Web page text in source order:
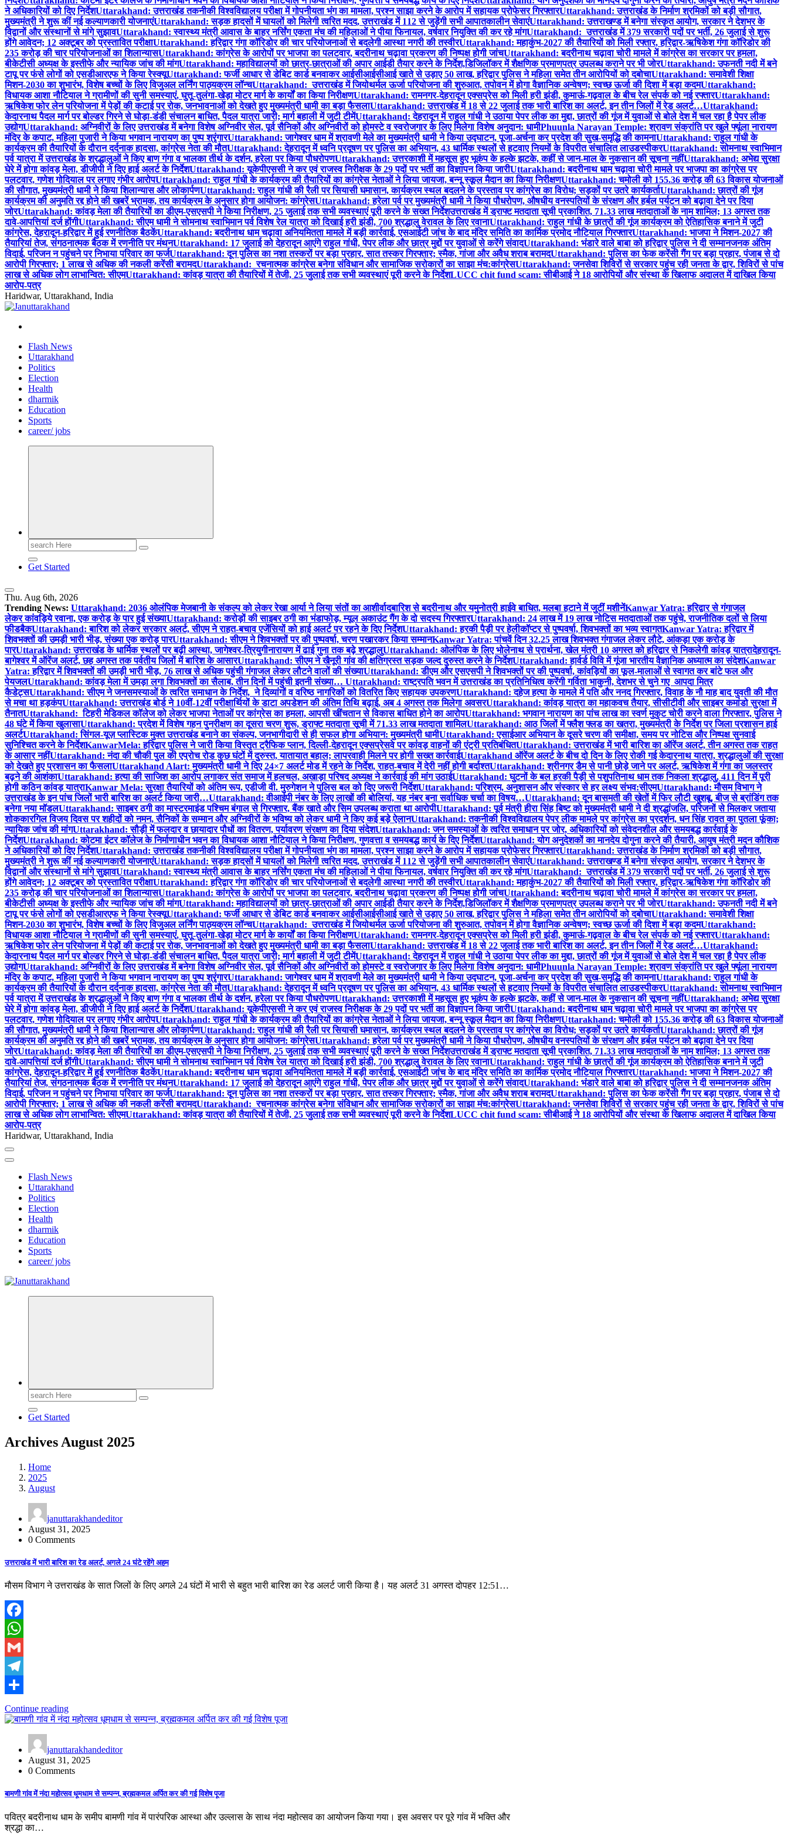
ने अधिकारियों को दिए निर्देशUttarakhand: उत्तराखंड तकनीकी विश्वविद्यालय परीक्षा में गोपनीयता भंग का मामला, प्रश्न साझा करने के आरोप में सहायक प्रोफेसर गिरफ्तारUttarakhand: उत्तराखंड के निर्माण श्रमिकों को बड़ी सौगात,
मुख्यमंत्री ने शुरू कीं नई कल्याणकारी योजनाएंUttarakhand: सड़क हादसों में घायलों को मिलेगी त्वरित मदद, उत्तराखंड में 112 से जुड़ेंगी सभी आपातकालीन सेवाएंUttarakhand: उत्तराखण्ड में बनेगा संस्कृत आयोग, सरकार ने देशभर के
विद्वानों और संस्थानों से मांगे सुझावUttarakhand: स्वास्थ्य मंत्री आवास के बाहर नर्सिंग एकता मंच की महिलाओं ने पीया फिनायल, वर्षवार नियुक्ति की कर रहे मांगUttarakhand: उत्तराखंड में 379 सरकारी पदों पर भर्ती, 26 जुलाई से शुरू
होंगे आवेदन; 12 अक्टूबर को प्रस्तावित परीक्षाUttarakhand: हरिद्वार गंगा कॉरिडोर की चार परियोजनाओं से बदलेगी आस्था नगरी की तस्वीरUttarakhand: महाकुंभ-2027 की तैयारियों को मिली रफ्तार, हरिद्वार-ऋषिकेश गंगा कॉरिडोर की
235 करोड़ की चार परियोजनाओं का शिलान्यासUttarakhand: कांग्रेस के आरोपों पर भाजपा का पलटवार, बदरीनाथ चढ़ावा प्रकरण की निष्पक्ष होगी जांचUttarakhand: बदरीनाथ चढ़ावा चोरी मामले में कांग्रेस का सरकार पर हमला,
बीकेटीसी अध्यक्ष के इस्तीफे और न्यायिक जांच की मांगUttarakhand: महाविद्यालयों को छात्र-छात्राओं की अपार आईडी तैयार करने के निर्देश,डिजिलॉकर में शैक्षणिक प्रमाणपत्र उपलब्ध कराने पर भी जोरUttarakhand: उफनती नदी में बने
टापू पर फंसे लोगों को एसडीआरएफ ने किया रेस्क्यूUttarakhand: फर्जी आधार से डेबिट कार्ड बनवाकर आईसीआईसीआई खाते से उड़ाए 50 लाख, हरिद्वार पुलिस ने महिला समेत तीन आरोपियों को दबोचाUttarakhand: समावेशी शिक्षा
मिशन-2030 का शुभारंभ, विशेष बच्चों के लिए विजुअल लर्निंग पाठ्यक्रम लॉन्चUttarakhand: उत्तराखंड में जियोथर्मल ऊर्जा परियोजना की शुरुआत, तपोवन में होगा वैज्ञानिक अन्वेषण; स्वच्छ ऊर्जा की दिशा में बड़ा कदमUttarakhand:
विधायक आशा नौटियाल ने ग्रामीणों की सुनी समस्याएं, घुत्तू-तुलंगा-खेड़ा मोटर मार्ग के कार्यों का किया निरीक्षणUttarakhand: रामनगर-देहरादून एक्सप्रेस को मिली हरी झंडी, कुमाऊं-गढ़वाल के बीच रेल संपर्क को नई रफ्तारUttarakhand:
ऋषिकेश फोर लेन परियोजना में पेड़ों की कटाई पर रोक, जनभावनाओं को देखते हुए मुख्यमंत्री धामी का बड़ा फैसलाUttarakhand: उत्तराखंड में 18 से 22 जुलाई तक भारी बारिश का अलर्ट, इन तीन जिलों में रेड अलर्ट…Uttarakhand:
केदारनाथ पैदल मार्ग पर बोल्डर गिरने से घोड़ा-डंडी संचालन बाधित, पैदल यात्रा जारी; मार्ग बहाली में जुटी टीमेंUttarakhand: देहरादून में राहुल गांधी ने उठाया पेपर लीक का मुद्दा, छात्रों की गूंज में युवाओं से बोले देश में चल रहा है पेपर लीक
उद्योगUttarakhand: अग्निवीरों के लिए उत्तराखंड में बनेगा विशेष अग्निवीर सेल, पूर्व सैनिकों और अग्निवीरों को होमस्टे व स्वरोजगार के लिए मिलेगा विशेष अनुदान: धामीPhuunla Narayan Temple: श्रावण संक्रांति पर खुले फ्यूंला नारायण
मंदिर के कपाट, महिला पुजारी ने किया भगवान नारायण का पुष्प श्रृंगारUttarakhand: जागेश्वर धाम में श्रावणी मेले का मुख्यमंत्री धामी ने किया उद्घाटन, पूजा-अर्चना कर प्रदेश की सुख-समृद्धि की कामनाUttarakhand: राहुल गांधी के
कार्यक्रम की तैयारियों के दौरान दर्दनाक हादसा, कांग्रेस नेता की मौतUttarakhand: देहरादून में ध्वनि प्रदूषण पर पुलिस का अभियान, 43 धार्मिक स्थलों से हटवाए नियमों के विपरीत संचालित लाउडस्पीकरUttarakhand: सोमनाथ स्वाभिमान
पर्व यात्रा में उत्तराखंड के श्रद्धालुओं ने किए बाण गंगा व भालका तीर्थ के दर्शन, हरेला पर किया पौधरोपणUttarakhand: उत्तरकाशी में महसूस हुए भूकंप के हल्के झटके, कहीं से जान-माल के नुकसान की सूचना नहींUttarakhand: अभेद्य सुरक्षा
घेरे में होगा कांवड़ मेला, डीजीपी ने दिए हाई अलर्ट के निर्देशUttarakhand: यूकेपीएससी ने कर एवं राजस्व निरीक्षक के 29 पदों पर भर्ती का विज्ञापन किया जारीUttarakhand: बदरीनाथ धाम चढ़ावा चोरी मामले पर भाजपा का कांग्रेस पर
पलटवार, गणेश गोदियाल पर लगाए गंभीर आरोपUttarakhand: राहुल गांधी के कार्यक्रम की तैयारियों का कांग्रेस नेताओं ने लिया जायजा, बन्नू स्कूल मैदान का किया निरीक्षणUttarakhand: चमोली को 155.36 करोड़ की 63 विकास योजनाओं
की सौगात, मुख्यमंत्री धामी ने किया शिलान्यास और लोकार्पणUttarakhand: राहुल गांधी की रैली पर सियासी घमासान, कार्यक्रम स्थल बदलने के प्रस्ताव पर कांग्रेस का विरोध; सड़कों पर उतरे कार्यकर्ताUttarakhand: छात्रों की गूंज
कार्यक्रम की अनुमति रद्द होने की खबरें भ्रामक, तय कार्यक्रम के अनुसार होगा आयोजन: कांग्रेसUttarakhand: हरेला पर्व पर मुख्यमंत्री धामी ने किया पौधरोपण, औषधीय वनस्पतियों के संरक्षण और हर्बल पर्यटन को बढ़ावा देने पर दिया
जोरUttarakhand: कांवड़ मेला की तैयारियों का डीएम-एसएसपी ने किया निरीक्षण, 25 जुलाई तक सभी व्यवस्थाएं पूरी करने के सख्त निर्देशउत्तराखंड में ड्राफ्ट मतदाता सूची प्रकाशित, 71.33 लाख मतदाताओं के नाम शामिल; 13 अगस्त तक
दावे-आपत्तियां दर्ज होंगीUttarakhand: सीएम धामी ने सोमनाथ स्वाभिमान पर्व विशेष रेल यात्रा को दिखाई हरी झंडी, 700 श्रद्धालु वेरावल के लिए रवानाUttarakhand: राहुल गांधी के छात्रों की गूंज कार्यक्रम को ऐतिहासिक बनाने में जुटी
कांग्रेस, देहरादून-हरिद्वार में हुई रणनीतिक बैठकेंUttarakhand: बदरीनाथ धाम चढ़ावा अनियमितता मामले में बड़ी कार्रवाई, एसआईटी जांच के बाद मंदिर समिति का कार्मिक प्रमोद नौटियाल गिरफ्तारUttarakhand: भाजपा ने मिशन-2027 की
तैयारियां तेज, संगठनात्मक बैठक में रणनीति पर मंथनUttarakhand: 17 जुलाई को देहरादून आएंगे राहुल गांधी, पेपर लीक और छात्र मुद्दों पर युवाओं से करेंगे संवादUttarakhand: भंडारे वाले बाबा को हरिद्वार पुलिस ने दी सम्मानजनक अंतिम
विदाई, परिजन न पहुंचने पर निभाया परिवार का फर्जUttarakhand: दून पुलिस का नशा तस्करों पर बड़ा प्रहार, सात तस्कर गिरफ्तार; स्मैक, गांजा और अवैध शराब बरामदUttarakhand: पुलिस का फेक करेंसी गैंग पर बड़ा प्रहार, पंजाब से दो
आरोपी गिरफ्तार; 1 लाख से अधिक की नकली करेंसी बरामदUttarakhand: रचनात्मक कांग्रेस बनेगा संविधान और सामाजिक सरोकारों का साझा मंच:कांग्रेसUttarakhand: जनसेवा शिविरों से सरकार पहुंच रही जनता के द्वार, शिविरों से पांच
लाख से अधिक लोग लाभान्वित: सीएमUttarakhand: कांवड़ यात्रा की तैयारियों में तेजी, 25 जुलाई तक सभी व्यवस्थाएं पूरी करने के निर्देशLUCC chit fund scam: सीबीआई ने 18 आरोपियों और संस्था के खिलाफ अदालत में दाखिल किया
आरोप-पत्र
Haridwar, Uttarakhand, India
Flash News
Uttarakhand
Politics
Election
Health
dharmik
Education
Sports
career/ jobs
Search
for:
Get Started
Thu. Aug 6th, 2026
Trending News: Uttarakhand: 2036 ओलंपिक मेजबानी के संकल्प को लेकर रेखा आर्या ने लिया संतों का आशीर्वादबारिश से बदरीनाथ और यमुनोत्री हाईवे बाधित, मलबा हटाने में जुटीं मशीनेंKanwar Yatra: हरिद्वार से गंगाजल
लेकर कांवड़िये रवाना, एक करोड़ के पार हुई संख्याUttarakhand: करोड़ों की साइबर ठगी का भंडाफोड़, म्यूल अकाउंट गैंग के दो सदस्य गिरफ्तारUttarakhand: 24 लाख में 19 लाख नोटिस मतदाताओं तक पहुंचे, राजनीतिक दलों से लिया
फीडबैकUttarakhand: बारिश को लेकर सरकार अलर्ट, सीएम ने राहत-बचाव एजेंसियों को हाई अलर्ट पर रहने के दिए निर्देशUttarakhand: हरकी पैड़ी पर हेलीकॉप्टर से पुष्पवर्षा, शिवभक्तों का भव्य स्वागतKanwar Yatra: हरिद्वार में
शिवभक्तों की उमड़ी भारी भीड़, संख्या एक करोड़ पारUttarakhand: सीएम ने शिवभक्तों पर की पुष्पवर्षा, चरण पखारकर किया सम्मानKanwar Yatra: पांचवें दिन 32.25 लाख शिवभक्त गंगाजल लेकर लौटे, आंकड़ा एक करोड़ के
पारUttarakhand: उत्तराखंड के धार्मिक स्थलों पर बढ़ी आस्था, जागेश्वर-त्रियुगीनारायण में ढाई गुना तक बढ़े श्रद्धालुUttarakhand: ओलंपिक के लिए भोलेनाथ से प्रार्थना, खेल मंत्री 10 अगस्त को हरिद्वार से निकलेगी कांवड़ यात्रादेहरादून-
बागेश्वर में ऑरेंज अलर्ट, छह अगस्त तक पर्वतीय जिलों में बारिश के आसारUttarakhand: सीएम ने खैनूरी गांव की क्षतिग्रस्त सड़क जल्द दुरुस्त करने के निर्देशUttarakhand: हार्वर्ड विवि में गूंजा भारतीय वैज्ञानिक अध्यात्म का संदेशKanwar
Yatra: हरिद्वार में शिवभक्तों की उमड़ी भारी भीड़, 76 लाख से अधिक पहुंची गंगाजल लेकर लौटने वालों की संख्याUttarakhand: डीएम और एसएसपी ने शिवभक्तों पर की पुष्पवर्षा, कांवड़ियों का फूल-मालाओं से स्वागत कर बांटे फल और
पेयजलUttarakhand: कांवड़ मेला में उमड़ा लगा शिवभक्तों का सैलाब, तीन दिनों में पहुंची इतनी संख्या… Uttarakhand: राष्ट्रपति भवन में उत्तराखंड का प्रतिनिधित्व करेंगी गर्विता भाकुनी, देशभर से चुने गए आपदा मित्र
कैडेट्सUttarakhand: सीएम ने जनसमस्याओं के त्वरित समाधान के निर्देश, ने दिव्यांगों व वरिष्ठ नागरिकों को वितरित किए सहायक उपकरणUttarakhand: दहेज हत्या के मामले में पति और ननद गिरफ्तार, विवाह के नौ माह बाद युवती की मौत
से मचा था हड़कंपUttarakhand: उत्तराखंड बोर्ड ने 10वीं-12वीं परीक्षार्थियों के डाटा अपडेशन की अंतिम तिथि बढ़ाई, अब 4 अगस्त तक मिलेगा अवसरUttarakhand: कांवड़ यात्रा का महाकवच तैयार, सीसीटीवी और साइबर कमांडो सुरक्षा में
तैनातUttarakhand: टिहरी मेडिकल कॉलेज को लेकर भाजपा नेताओं पर कांग्रेस का हमला, आपसी खींचतान से विकास बाधित होने का आरोपUttarakhand: भगवान नारायण का पांच लाख का स्वर्ण मुकुट चोरी करने वाला गिरफ्तार, पुलिस ने
48 घंटे में किया खुलासाUttarakhand: प्रदेश में विशेष गहन पुनरीक्षण का दूसरा चरण शुरू, ड्राफ्ट मतदाता सूची में 71.33 लाख मतदाता शामिलUttarakhand: आठ जिलों में फ्लैश फ्लड का खतरा, मुख्यमंत्री के निर्देश पर जिला प्रशासन हाई
अलर्टUttarakhand: सिंगल-यूज़ प्लास्टिक मुक्त उत्तराखंड बनाने का संकल्प, जनभागीदारी से ही सफल होगा अभियान: मुख्यमंत्री धामीUttarakhand: एसाईआर अभियान के दूसरे चरण की समीक्षा, समय पर नोटिस और निष्पक्ष सुनवाई
सुनिश्चित करने के निर्देशKanwarMela: हरिद्वार पुलिस ने जारी किया विस्तृत ट्रैफिक प्लान, दिल्ली-देहरादून एक्सप्रेसवे पर कांवड़ वाहनों की एंट्री प्रतिबंधितUttarakhand: उत्तराखंड में भारी बारिश का ऑरेंज अलर्ट, तीन अगस्त तक राहत
के आसार नहींUttarakhand: नंदा की चौकी पुल की एप्रोच रोड कुछ घंटों में दुरुस्त, यातायात बहाल; लापरवाही मिलने पर होगी सख्त कार्रवाईUttarakhand ऑरेंज अलर्ट के बीच दो दिन के लिए रोकी गई केदारनाथ यात्रा, श्रद्धालुओं की सुरक्षा
को देखते हुए प्रशासन का फैसलाUttarakhand Alart: मुख्यमंत्री धामी ने दिए 24×7 अलर्ट मोड में रहने के निर्देश, राहत-बचाव में देरी नहीं होगी बर्दाश्तUttarakhand: श्रीनगर डैम से पानी छोड़े जाने पर अलर्ट, ऋषिकेश में गंगा का जलस्तर
बढ़ने की आशंकाUttarakhand: हत्या की साजिश का आरोप लगाकर संत समाज में हलचल, अखाड़ा परिषद अध्यक्ष ने कार्रवाई की मांग उठाईUttarakhand: घुटनों के बल हरकी पैड़ी से पशुपतिनाथ धाम तक निकला श्रद्धालु, 411 दिन में पूरी
होगी कठिन कांवड़ यात्राKanwar Mela: सुरक्षा तैयारियों को अंतिम रूप, एडीजी वी. मुरुगेशन ने पुलिस बल को दिए जरूरी निर्देशUttarakhand: परिश्रम, अनुशासन और संस्कार से हर लक्ष्य संभव:सीएमUttarakhand: मौसम विभाग ने
उत्तराखंड के इन पांच जिलों भारी बारिश का अलर्ट किया जारी…Uttarakhand: वीआईपी नंबर के लिए लाखों की बोलियां, यह नंबर बना सर्वाधिक चर्चा का विषय…Uttarakhand: दून बासमती की खेतों में फिर लौटी खुशबू, बीज से ब्रांडिंग तक
बनेगा नया मॉडलUttarakhand: साइबर ठगी का मास्टरमाइंड पश्चिम बंगाल से गिरफ्तार, बैंक खाते और सिम उपलब्ध कराता था आरोपीUttarakhand: पूर्व मंत्री हीरा सिंह बिष्ट को मुख्यमंत्री धामी ने दी श्रद्धांजलि, परिजनों से मिलकर जताया
शोककारगिल विजय दिवस पर शहीदों को नमन, सैनिकों के सम्मान और अग्निवीरों के भविष्य को लेकर धामी ने किए कई बड़े ऐलानUttarakhand: तकनीकी विश्वविद्यालय पेपर लीक मामले पर कांग्रेस का प्रदर्शन, धन सिंह रावत का पुतला फूंका;
न्यायिक जांच की मांगUttarakhand: सौड़ी में फलदार व छायादार पौधों का वितरण, पर्यावरण संरक्षण का दिया संदेशUttarakhand: जन समस्याओं के त्वरित समाधान पर जोर, अधिकारियों को संवेदनशील और समयबद्ध कार्रवाई के
निर्देशUttarakhand: कोटमा इंटर कॉलेज के निर्माणाधीन भवन का विधायक आशा नौटियाल ने किया निरीक्षण, गुणवत्ता व समयबद्ध कार्य के दिए निर्देशUttarakhand: योग अनुदेशकों का मानदेय दोगुना करने की तैयारी, आयुष मंत्री मदन कौशिक
ने अधिकारियों को दिए निर्देशUttarakhand: उत्तराखंड तकनीकी विश्वविद्यालय परीक्षा में गोपनीयता भंग का मामला, प्रश्न साझा करने के आरोप में सहायक प्रोफेसर गिरफ्तारUttarakhand: उत्तराखंड के निर्माण श्रमिकों को बड़ी सौगात,
मुख्यमंत्री ने शुरू कीं नई कल्याणकारी योजनाएंUttarakhand: सड़क हादसों में घायलों को मिलेगी त्वरित मदद, उत्तराखंड में 112 से जुड़ेंगी सभी आपातकालीन सेवाएंUttarakhand: उत्तराखण्ड में बनेगा संस्कृत आयोग, सरकार ने देशभर के
विद्वानों और संस्थानों से मांगे सुझावUttarakhand: स्वास्थ्य मंत्री आवास के बाहर नर्सिंग एकता मंच की महिलाओं ने पीया फिनायल, वर्षवार नियुक्ति की कर रहे मांगUttarakhand: उत्तराखंड में 379 सरकारी पदों पर भर्ती, 26 जुलाई से शुरू
होंगे आवेदन; 12 अक्टूबर को प्रस्तावित परीक्षाUttarakhand: हरिद्वार गंगा कॉरिडोर की चार परियोजनाओं से बदलेगी आस्था नगरी की तस्वीरUttarakhand: महाकुंभ-2027 की तैयारियों को मिली रफ्तार, हरिद्वार-ऋषिकेश गंगा कॉरिडोर की
235 करोड़ की चार परियोजनाओं का शिलान्यासUttarakhand: कांग्रेस के आरोपों पर भाजपा का पलटवार, बदरीनाथ चढ़ावा प्रकरण की निष्पक्ष होगी जांचUttarakhand: बदरीनाथ चढ़ावा चोरी मामले में कांग्रेस का सरकार पर हमला,
बीकेटीसी अध्यक्ष के इस्तीफे और न्यायिक जांच की मांगUttarakhand: महाविद्यालयों को छात्र-छात्राओं की अपार आईडी तैयार करने के निर्देश,डिजिलॉकर में शैक्षणिक प्रमाणपत्र उपलब्ध कराने पर भी जोरUttarakhand: उफनती नदी में बने
टापू पर फंसे लोगों को एसडीआरएफ ने किया रेस्क्यूUttarakhand: फर्जी आधार से डेबिट कार्ड बनवाकर आईसीआईसीआई खाते से उड़ाए 50 लाख, हरिद्वार पुलिस ने महिला समेत तीन आरोपियों को दबोचाUttarakhand: समावेशी शिक्षा
मिशन-2030 का शुभारंभ, विशेष बच्चों के लिए विजुअल लर्निंग पाठ्यक्रम लॉन्चUttarakhand: उत्तराखंड में जियोथर्मल ऊर्जा परियोजना की शुरुआत, तपोवन में होगा वैज्ञानिक अन्वेषण; स्वच्छ ऊर्जा की दिशा में बड़ा कदमUttarakhand:
विधायक आशा नौटियाल ने ग्रामीणों की सुनी समस्याएं, घुत्तू-तुलंगा-खेड़ा मोटर मार्ग के कार्यों का किया निरीक्षणUttarakhand: रामनगर-देहरादून एक्सप्रेस को मिली हरी झंडी, कुमाऊं-गढ़वाल के बीच रेल संपर्क को नई रफ्तारUttarakhand:
ऋषिकेश फोर लेन परियोजना में पेड़ों की कटाई पर रोक, जनभावनाओं को देखते हुए मुख्यमंत्री धामी का बड़ा फैसलाUttarakhand: उत्तराखंड में 18 से 22 जुलाई तक भारी बारिश का अलर्ट, इन तीन जिलों में रेड अलर्ट…Uttarakhand:
केदारनाथ पैदल मार्ग पर बोल्डर गिरने से घोड़ा-डंडी संचालन बाधित, पैदल यात्रा जारी; मार्ग बहाली में जुटी टीमेंUttarakhand: देहरादून में राहुल गांधी ने उठाया पेपर लीक का मुद्दा, छात्रों की गूंज में युवाओं से बोले देश में चल रहा है पेपर लीक
उद्योगUttarakhand: अग्निवीरों के लिए उत्तराखंड में बनेगा विशेष अग्निवीर सेल, पूर्व सैनिकों और अग्निवीरों को होमस्टे व स्वरोजगार के लिए मिलेगा विशेष अनुदान: धामीPhuunla Narayan Temple: श्रावण संक्रांति पर खुले फ्यूंला नारायण
मंदिर के कपाट, महिला पुजारी ने किया भगवान नारायण का पुष्प श्रृंगारUttarakhand: जागेश्वर धाम में श्रावणी मेले का मुख्यमंत्री धामी ने किया उद्घाटन, पूजा-अर्चना कर प्रदेश की सुख-समृद्धि की कामनाUttarakhand: राहुल गांधी के
कार्यक्रम की तैयारियों के दौरान दर्दनाक हादसा, कांग्रेस नेता की मौतUttarakhand: देहरादून में ध्वनि प्रदूषण पर पुलिस का अभियान, 43 धार्मिक स्थलों से हटवाए नियमों के विपरीत संचालित लाउडस्पीकरUttarakhand: सोमनाथ स्वाभिमान
पर्व यात्रा में उत्तराखंड के श्रद्धालुओं ने किए बाण गंगा व भालका तीर्थ के दर्शन, हरेला पर किया पौधरोपणUttarakhand: उत्तरकाशी में महसूस हुए भूकंप के हल्के झटके, कहीं से जान-माल के नुकसान की सूचना नहींUttarakhand: अभेद्य सुरक्षा
घेरे में होगा कांवड़ मेला, डीजीपी ने दिए हाई अलर्ट के निर्देशUttarakhand: यूकेपीएससी ने कर एवं राजस्व निरीक्षक के 29 पदों पर भर्ती का विज्ञापन किया जारीUttarakhand: बदरीनाथ धाम चढ़ावा चोरी मामले पर भाजपा का कांग्रेस पर
पलटवार, गणेश गोदियाल पर लगाए गंभीर आरोपUttarakhand: राहुल गांधी के कार्यक्रम की तैयारियों का कांग्रेस नेताओं ने लिया जायजा, बन्नू स्कूल मैदान का किया निरीक्षणUttarakhand: चमोली को 155.36 करोड़ की 63 विकास योजनाओं
की सौगात, मुख्यमंत्री धामी ने किया शिलान्यास और लोकार्पणUttarakhand: राहुल गांधी की रैली पर सियासी घमासान, कार्यक्रम स्थल बदलने के प्रस्ताव पर कांग्रेस का विरोध; सड़कों पर उतरे कार्यकर्ताUttarakhand: छात्रों की गूंज
कार्यक्रम की अनुमति रद्द होने की खबरें भ्रामक, तय कार्यक्रम के अनुसार होगा आयोजन: कांग्रेसUttarakhand: हरेला पर्व पर मुख्यमंत्री धामी ने किया पौधरोपण, औषधीय वनस्पतियों के संरक्षण और हर्बल पर्यटन को बढ़ावा देने पर दिया
जोरUttarakhand: कांवड़ मेला की तैयारियों का डीएम-एसएसपी ने किया निरीक्षण, 25 जुलाई तक सभी व्यवस्थाएं पूरी करने के सख्त निर्देशउत्तराखंड में ड्राफ्ट मतदाता सूची प्रकाशित, 71.33 लाख मतदाताओं के नाम शामिल; 13 अगस्त तक
दावे-आपत्तियां दर्ज होंगीUttarakhand: सीएम धामी ने सोमनाथ स्वाभिमान पर्व विशेष रेल यात्रा को दिखाई हरी झंडी, 700 श्रद्धालु वेरावल के लिए रवानाUttarakhand: राहुल गांधी के छात्रों की गूंज कार्यक्रम को ऐतिहासिक बनाने में जुटी
कांग्रेस, देहरादून-हरिद्वार में हुई रणनीतिक बैठकेंUttarakhand: बदरीनाथ धाम चढ़ावा अनियमितता मामले में बड़ी कार्रवाई, एसआईटी जांच के बाद मंदिर समिति का कार्मिक प्रमोद नौटियाल गिरफ्तारUttarakhand: भाजपा ने मिशन-2027 की
तैयारियां तेज, संगठनात्मक बैठक में रणनीति पर मंथनUttarakhand: 17 जुलाई को देहरादून आएंगे राहुल गांधी, पेपर लीक और छात्र मुद्दों पर युवाओं से करेंगे संवादUttarakhand: भंडारे वाले बाबा को हरिद्वार पुलिस ने दी सम्मानजनक अंतिम
विदाई, परिजन न पहुंचने पर निभाया परिवार का फर्जUttarakhand: दून पुलिस का नशा तस्करों पर बड़ा प्रहार, सात तस्कर गिरफ्तार; स्मैक, गांजा और अवैध शराब बरामदUttarakhand: पुलिस का फेक करेंसी गैंग पर बड़ा प्रहार, पंजाब से दो
आरोपी गिरफ्तार; 1 लाख से अधिक की नकली करेंसी बरामदUttarakhand: रचनात्मक कांग्रेस बनेगा संविधान और सामाजिक सरोकारों का साझा मंच:कांग्रेसUttarakhand: जनसेवा शिविरों से सरकार पहुंच रही जनता के द्वार, शिविरों से पांच
लाख से अधिक लोग लाभान्वित: सीएमUttarakhand: कांवड़ यात्रा की तैयारियों में तेजी, 25 जुलाई तक सभी व्यवस्थाएं पूरी करने के निर्देशLUCC chit fund scam: सीबीआई ने 18 आरोपियों और संस्था के खिलाफ अदालत में दाखिल किया
आरोप-पत्र
Haridwar, Uttarakhand, India
Flash News
Uttarakhand
Politics
Election
Health
dharmik
Education
Sports
career/ jobs
Search
for:
Get Started
Archives August 2025
Home
2025
August
januttarakhandeditor
August 31, 2025
0 Comments
उत्तराखंड में भारी बारिश का रेड अलर्ट, अगले 24 घंटे रहेंगे अहम
मौसम विभाग ने उत्तराखंड के सात जिलों के लिए अगले 24 घंटों में भारी से बहुत भारी बारिश का रेड अलर्ट जारी किया है। यह अलर्ट 31 अगस्त दोपहर 12:51…
Facebook
WhatsApp
Gmail
Telegram
Share
Continue reading
januttarakhandeditor
August 31, 2025
0 Comments
बामणी गांव में नंदा महोत्सव धूमधाम से सम्पन्न, ब्रह्मकमल अर्पित कर की गई विशेष पूजा
पवित्र बदरीनाथ धाम के समीप बामणी गांव में पारंपरिक आस्था और उल्लास के साथ नंदा महोत्सव का आयोजन किया गया। इस अवसर पर पूरे गांव में भक्ति और
श्रद्धा का…